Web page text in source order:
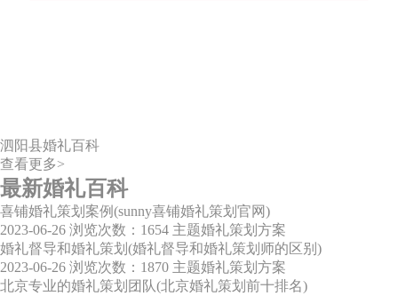
泗阳县婚礼百科
查看更多>
最新婚礼百科
喜铺婚礼策划案例(sunny喜铺婚礼策划官网)
2023-06-26 浏览次数：1654 主题婚礼策划方案
婚礼督导和婚礼策划(婚礼督导和婚礼策划师的区别)
2023-06-26 浏览次数：1870 主题婚礼策划方案
北京专业的婚礼策划团队(北京婚礼策划前十排名)